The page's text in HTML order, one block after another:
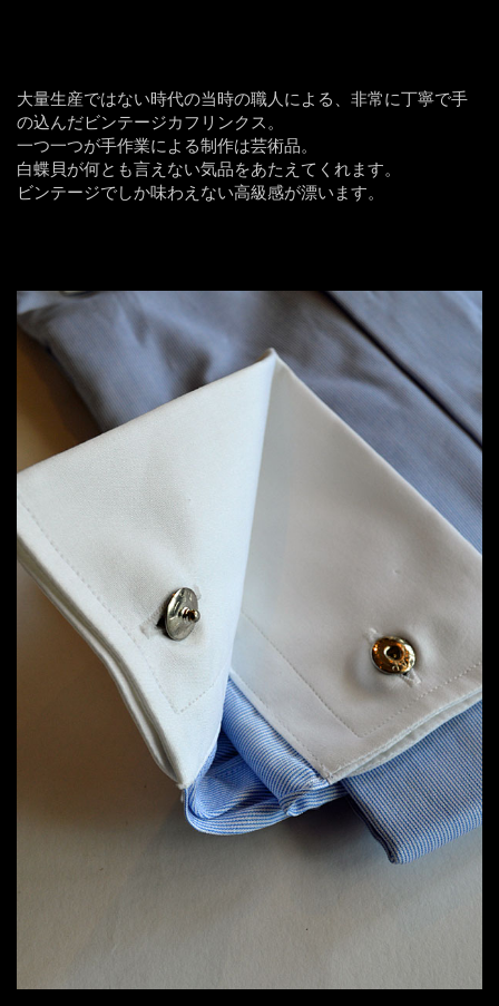
大量生産ではない時代の当時の職人による、非常に丁寧で手
の込んだビンテージカフリンクス。
一つ一つが手作業による制作は芸術品。
白蝶貝が何とも言えない気品をあたえてくれます。
ビンテージでしか味わえない高級感が漂います。